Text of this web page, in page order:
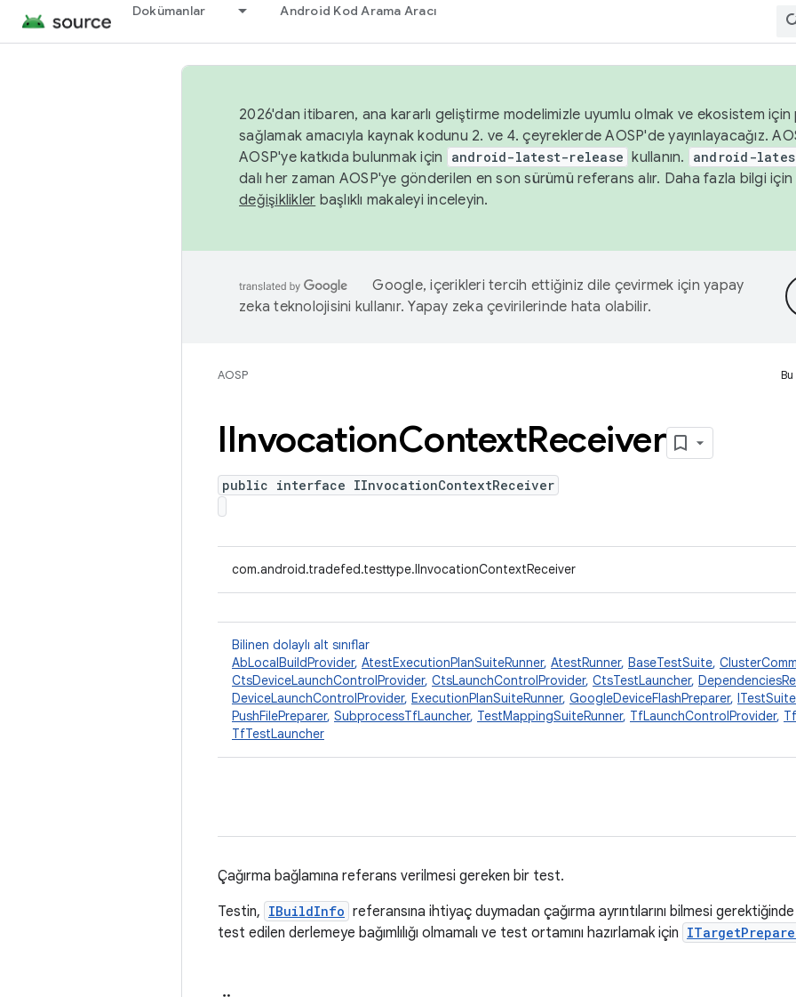
Dokümanlar Android Kod Arama Aracı
2026'dan itibaren, ana kararlı geliştirme modelimizle uyumlu olmak ve ekosistem için
sağlamak amacıyla kaynak kodunu 2. ve 4. çeyreklerde AOSP'de yayınlayacağız.
AOSP'ye katkıda bulunmak için
android-latest-release kullanın. android-
dalı her zaman AOSP'ye gönderilen en son sürümü referans alır. Daha fazla bilgi için
değişiklikler başlıklı makaleyi inceleyin.
Google, içerikleri tercih ettiğiniz dile çevirmek için yapay
zeka teknolojisini kullanır. Yapay zeka çevirilerinde hata olabilir.
AOSP
IInvocationContextReceiver
public interface IInvocationContextReceiver
com.android.tradefed.testtype.IInvocationContextReceiver
Bilinen dolaylı alt sınıflar
AbLocalBuildProvider, AtestExecutionPlanSuiteRunner, AtestRunner, BaseTestSuite,
CtsDeviceLaunchControlProvider, CtsLaunchControlProvider, CtsTestLauncher,
DeviceLaunchControlProvider, ExecutionPlanSuiteRunner, GoogleDeviceFlashPreparer, ITestSuite
PushFilePreparer, SubprocessTfLauncher, TestMappingSuiteRunner, TfLaunchControlProvider,
TfTestLauncher
Çağırma bağlamına referans verilmesi gereken bir test.
Testin, IBuildInfo referansına ihtiyaç duymadan çağırma ayrıntılarını bilmesi gerektiğinde
test edilen derlemeye bağımlılığı olmamalı ve test ortamını hazırlamak için